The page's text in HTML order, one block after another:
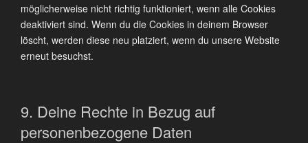
möglicherweise nicht richtig funktioniert, wenn alle Cookies
deaktiviert sind. Wenn du die Cookies in deinem Browser
löscht, werden diese neu platziert, wenn du unsere Website
erneut besuchst.
9. Deine Rechte in Bezug auf
personenbezogene Daten